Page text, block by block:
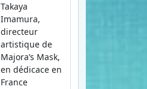
Takaya
Imamura,
directeur
artistique de
Majora’s Mask,
en dédicace en
France